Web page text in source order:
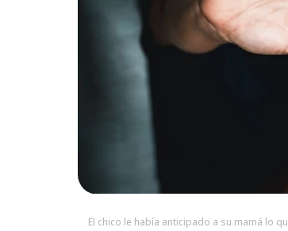
El chico le había anticipado a su mamá lo